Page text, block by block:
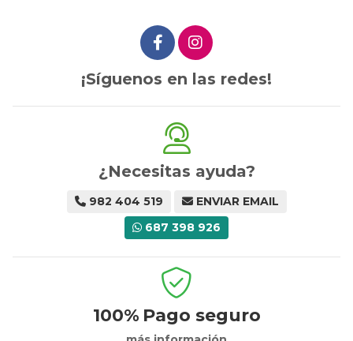
¡Síguenos en las redes!
¿Necesitas ayuda?
982 404 519
ENVIAR EMAIL
687 398 926
100% Pago seguro